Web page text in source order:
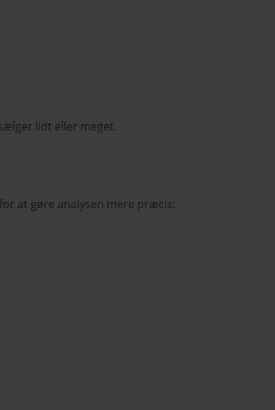
lidt eller meget.
at gøre analysen mere præcis: